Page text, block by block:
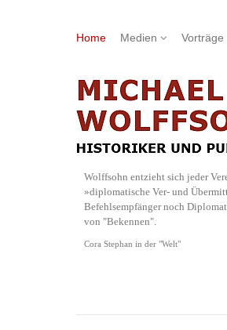
Home Medien Vorträge
Wolffsohn entzieht sich jeder
»diplomatische Ver- und
Befehlsempfänger noch
von "Bekennen".
Cora Stephan in der "Welt"